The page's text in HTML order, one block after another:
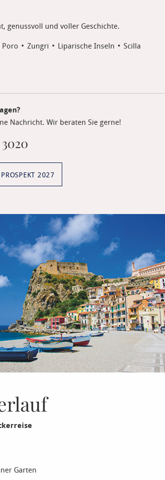
genussvoll und voller Geschichte.
Zungri Liparische Inseln
Scilla
Nachricht. Wir beraten Sie gerne!
PROSPEKT 2027
Garten